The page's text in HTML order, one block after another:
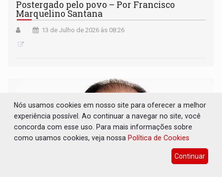
Postergado pelo povo – Por Francisco
Marquelino Santana
13 de Julho de 2026 às 08:26
Nós usamos cookies em nosso site para oferecer a melhor
experiência possível. Ao continuar a navegar no site, você
concorda com esse uso. Para mais informações sobre
como usamos cookies, veja nossa Política de Cookies
Continuar